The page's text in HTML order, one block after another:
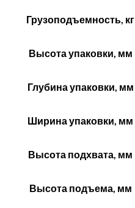
Грузоподъемность, кг
Высота упаковки, мм
Глубина упаковки, мм
Ширина упаковки, мм
Высота подхвата, мм
Высота подъема, мм